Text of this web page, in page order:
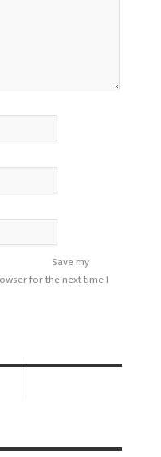
Save my
for the next time I